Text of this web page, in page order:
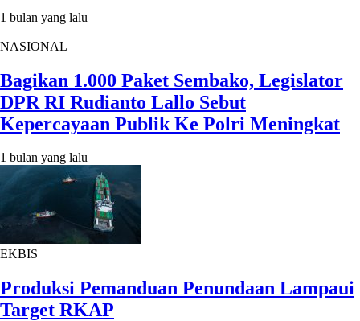
1 bulan yang lalu
NASIONAL
Bagikan 1.000 Paket Sembako, Legislator
DPR RI Rudianto Lallo Sebut
Kepercayaan Publik Ke Polri Meningkat
1 bulan yang lalu
EKBIS
Produksi Pemanduan Penundaan Lampaui
Target RKAP